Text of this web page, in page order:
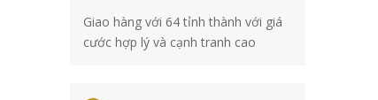
Giao hàng với 64 tỉnh thành với giá
cước hợp lý và cạnh tranh cao